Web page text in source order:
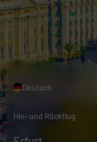
Deutsch
Hin- und Rückflug